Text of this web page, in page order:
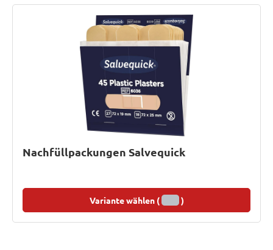
Nachfüllpackungen Salvequick
Variante wählen ( )